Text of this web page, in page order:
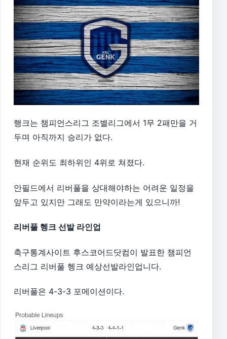
행크는 챔피언스리그 조별리그에서 1무 2패만을 거
두며 아직까지 승리가 없다.
현재 순위도 최하위인 4위로 쳐졌다.
안필드에서 리버풀을 상대해야하는 어려운 일정을
앞두고 있지만 그래도 만약이라는게 있으니까!
리버풀 헹크 선발 라인업
축구통계사이트 후스코어드닷컴이 발표한 챔피언
스리그 리버풀 헹크 예상선발라인업니다.
리버풀은 4-3-3 포메이션이다.